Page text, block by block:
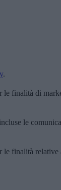
.
le finalità di
le
le finalità